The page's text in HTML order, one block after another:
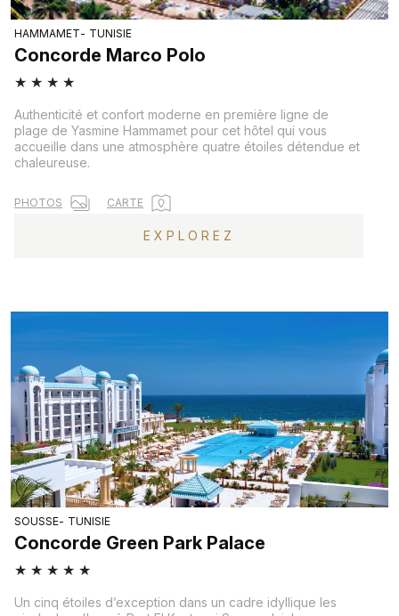
HAMMAMET TUNISIE
Concorde Marco Polo
★ ★ ★ ★
Authenticité et confort moderne en première ligne de
plage de Yasmine Hammamet pour cet hôtel qui vous
accueille dans une atmosphère quatre étoiles détendue et
chaleureuse.
PHOTOS CARTE
EXPLOREZ
SOUSSE TUNISIE
Concorde Green Park Palace
★ ★ ★ ★ ★
Un cinq étoiles d’exception dans un cadre idyllique les